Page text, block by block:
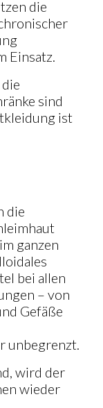
die
Einsatz.
sind
ist
die
ganzen
bei allen
– von
Gefäße
unbegrenzt.
wird der
wieder